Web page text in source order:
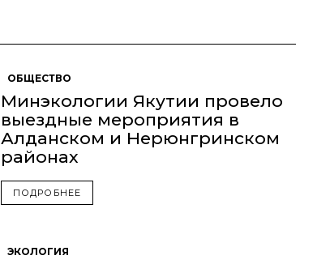
ОБЩЕСТВО
Минэкологии Якутии провело
выездные мероприятия в
Алданском и Нерюнгринском
районах
ПОДРОБНЕЕ
ЭКОЛОГИЯ